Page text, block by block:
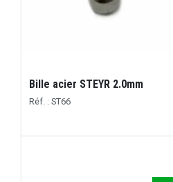
Bille acier STEYR 2.0mm
Réf. : ST66